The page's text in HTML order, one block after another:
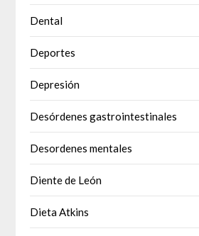
Dental
Deportes
Depresión
Desórdenes gastrointestinales
Desordenes mentales
Diente de León
Dieta Atkins